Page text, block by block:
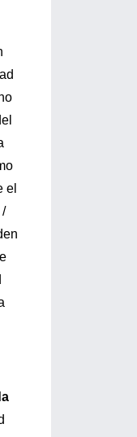
el
/